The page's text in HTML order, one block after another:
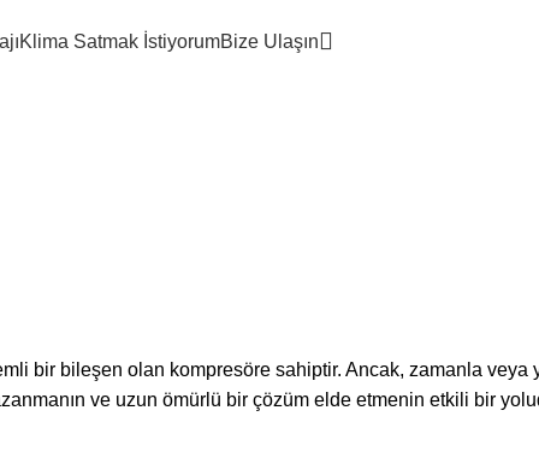
Klima Satmak İstiyorumBize Ulaşın
bir bileşen olan kompresöre sahiptir. Ancak, zamanla
ve uzun ömürlü bir çözüm elde etmenin etkili bir